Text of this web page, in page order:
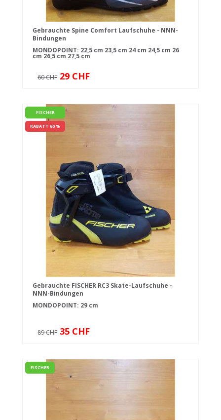
Gebrauchte Spine Comfort Laufschuhe - NNN-
Bindungen
MONDOPOINT: 22,5 cm 23,5 cm 24 cm 24,5 cm 26
cm 26,5 cm 27,5 cm
60 CHF 29 CHF
FISCHER
RABATT 60 %
Gebrauchte FISCHER RC3 Skate-Laufschuhe -
NNN-Bindungen
MONDOPOINT: 29 cm
89 CHF 35 CHF
FISCHER